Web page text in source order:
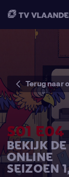
Terug naar
S01 E04
BEKIJK
ONLINE
SEIZOEN